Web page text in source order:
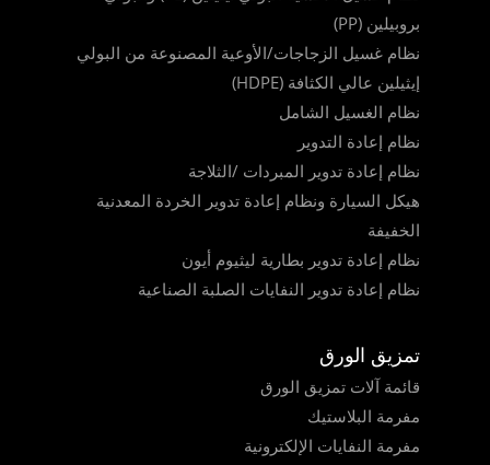
بروبيلين (PP)
نظام غسيل الزجاجات/الأوعية المصنوعة من البولي
إيثيلين عالي الكثافة (HDPE)
نظام الغسيل الشامل
نظام إعادة التدوير
نظام إعادة تدوير المبردات /الثلاجة
هيكل السيارة ونظام إعادة تدوير الخردة المعدنية
الخفيفة
نظام إعادة تدوير بطارية ليثيوم أيون
نظام إعادة تدوير النفايات الصلبة الصناعية
تمزيق الورق
قائمة آلات تمزيق الورق
مفرمة البلاستيك
مفرمة النفايات الإلكترونية